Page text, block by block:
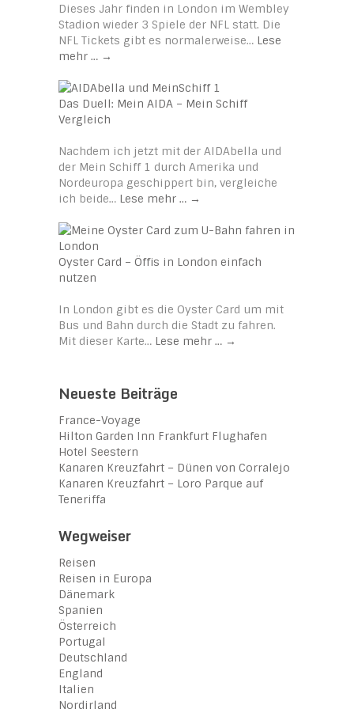
Dieses Jahr finden in London im Wembley
Stadion wieder 3 Spiele der NFL statt. Die
NFL Tickets gibt es normalerweise… Lese
mehr … →
Das Duell: Mein AIDA – Mein Schiff
Vergleich
Nachdem ich jetzt mit der AIDAbella und
der Mein Schiff 1 durch Amerika und
Nordeuropa geschippert bin, vergleiche
ich beide… Lese mehr … →
Oyster Card – Öffis in London einfach
nutzen
In London gibt es die Oyster Card um mit
Bus und Bahn durch die Stadt zu fahren.
Mit dieser Karte… Lese mehr … →
Neueste Beiträge
France-Voyage
Hilton Garden Inn Frankfurt Flughafen
Hotel Seestern
Kanaren Kreuzfahrt – Dünen von Corralejo
Kanaren Kreuzfahrt – Loro Parque auf
Teneriffa
Wegweiser
Reisen
Reisen in Europa
Dänemark
Spanien
Österreich
Portugal
Deutschland
England
Italien
Nordirland